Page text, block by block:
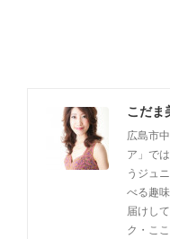
広島市
ア」で
うジュ
べる趣
届けし
ク・こ